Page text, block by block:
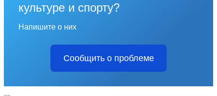
культуре и спорту?
Напишите о них
Сообщить о проблеме